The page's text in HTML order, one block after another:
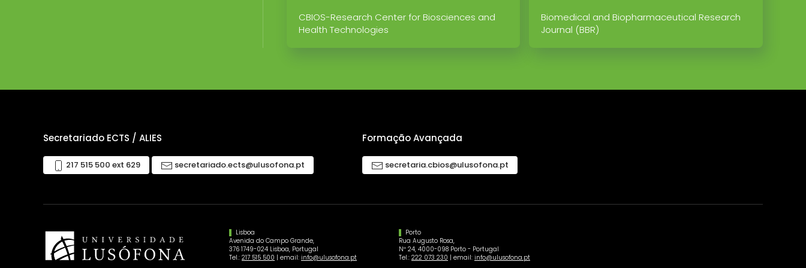
CBIOS-Research Center for Biosciences and
Health Technologies
Biomedical and Biopharmaceutical Research
Journal (BBR)
Secretariado ECTS / ALIES
217 515 500 ext 629 secretariado.ects@ulusofona.pt
Formação Avançada
secretaria.cbios@ulusofona.pt
Lisboa
Avenida do Campo Grande,
376 1749-024 Lisboa, Portugal
Tel.: 217 515 500 | email: info@ulusofona.pt
Porto
Rua Augusto Rosa,
Nº 24, 4000-098 Porto - Portugal
Tel.: 222 073 230 | email: info@ulusofona.pt